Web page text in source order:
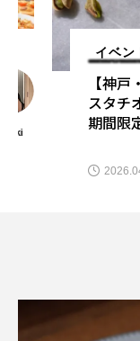
イベント
【神戸・三
スタチオ専
期間限定出
2026.04.22